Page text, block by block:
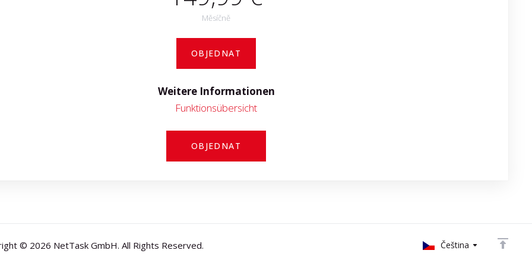
Měsíčně
OBJEDNAT
Weitere Informationen
Funktionsübersicht
OBJEDNAT
© 2026 NetTask GmbH. All Rights Reserved. Čeština